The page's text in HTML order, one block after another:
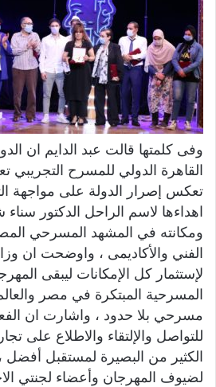
القاهرة الدولي للمسرح التجريبي
تعكس إصرار الدولة على مواجهة
اهداءها لاسم الراحل الدكتور سناء
ومكانته في المشهد المسرحي
الفني والأكاديمى ، واوضحت ان
لإستثمار كل الإمكانات ليبقى
المسرحية المبتكرة في مصر
مسرحي بلا حدود ، واشارت ان
للتواصل والإلتقاء والاطلاع على
الكثير من البصيرة لمستقبل أفضل
لضيوف المهرجان وأعضاء لجنتي